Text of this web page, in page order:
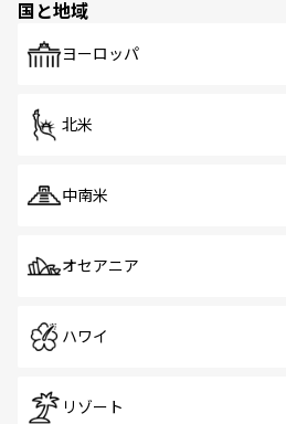
国と地域
ヨーロッパ
北米
中南米
オセアニア
ハワイ
リゾート